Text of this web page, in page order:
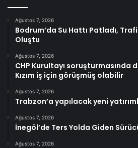
Ağustos 7, 2026
Bodrum’da Su Hattı Patladı,
Oluştu
Ağustos 7, 2026
CHP Kurultayı soruşturmasında
Kızım iş için görüşmüş olabilir
Ağustos 7, 2026
Trabzon’a yapılacak yeni
Ağustos 7, 2026
İnegöl’de Ters Yolda Giden
Ağustos 7, 2026